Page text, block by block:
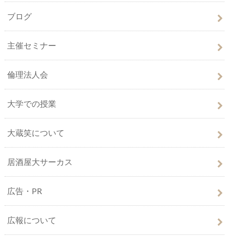
ブログ
主催セミナー
倫理法人会
大学での授業
大蔵笑について
居酒屋大サーカス
広告・PR
広報について